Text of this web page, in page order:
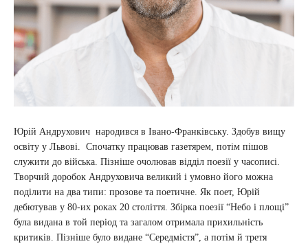
Юрій Андрухович народився в Івано-Франківську. Здобув вищу
освіту у Львові. Спочатку працював газетярем, потім пішов
служити до війська. Пізніше очолював відділ поезії у часописі.
Творчий доробок Андруховича великий і умовно його можна
поділити на два типи: прозове та поетичне. Як поет, Юрій
дебютував у 80-их роках 20 століття. Збірка поезії “Небо і площі”
була видана в той період та загалом отримала прихильність
критиків. Пізніше було видане “Середмістя”, а потім й третя